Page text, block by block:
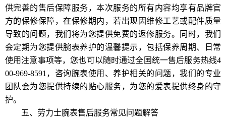
供完善的售后保障服务，本次服务的所有内容均享有品牌官
方的保修保障，在保修期内，若出现因维修工艺或配件质量
导致的问题，我们将为您提供免费的返修服务。同时，我们
会定期为您提供腕表养护的温馨提示，包括保养周期、日常
使用注意事项等，您也可以随时通过全国统一售后服务热线4
00-969-8591，咨询腕表使用、养护相关的问题，我们的专业
团队会为您提供持续的贴心服务，为您的爱表提供终身的守
护。
五、劳力士腕表售后服务常见问题解答